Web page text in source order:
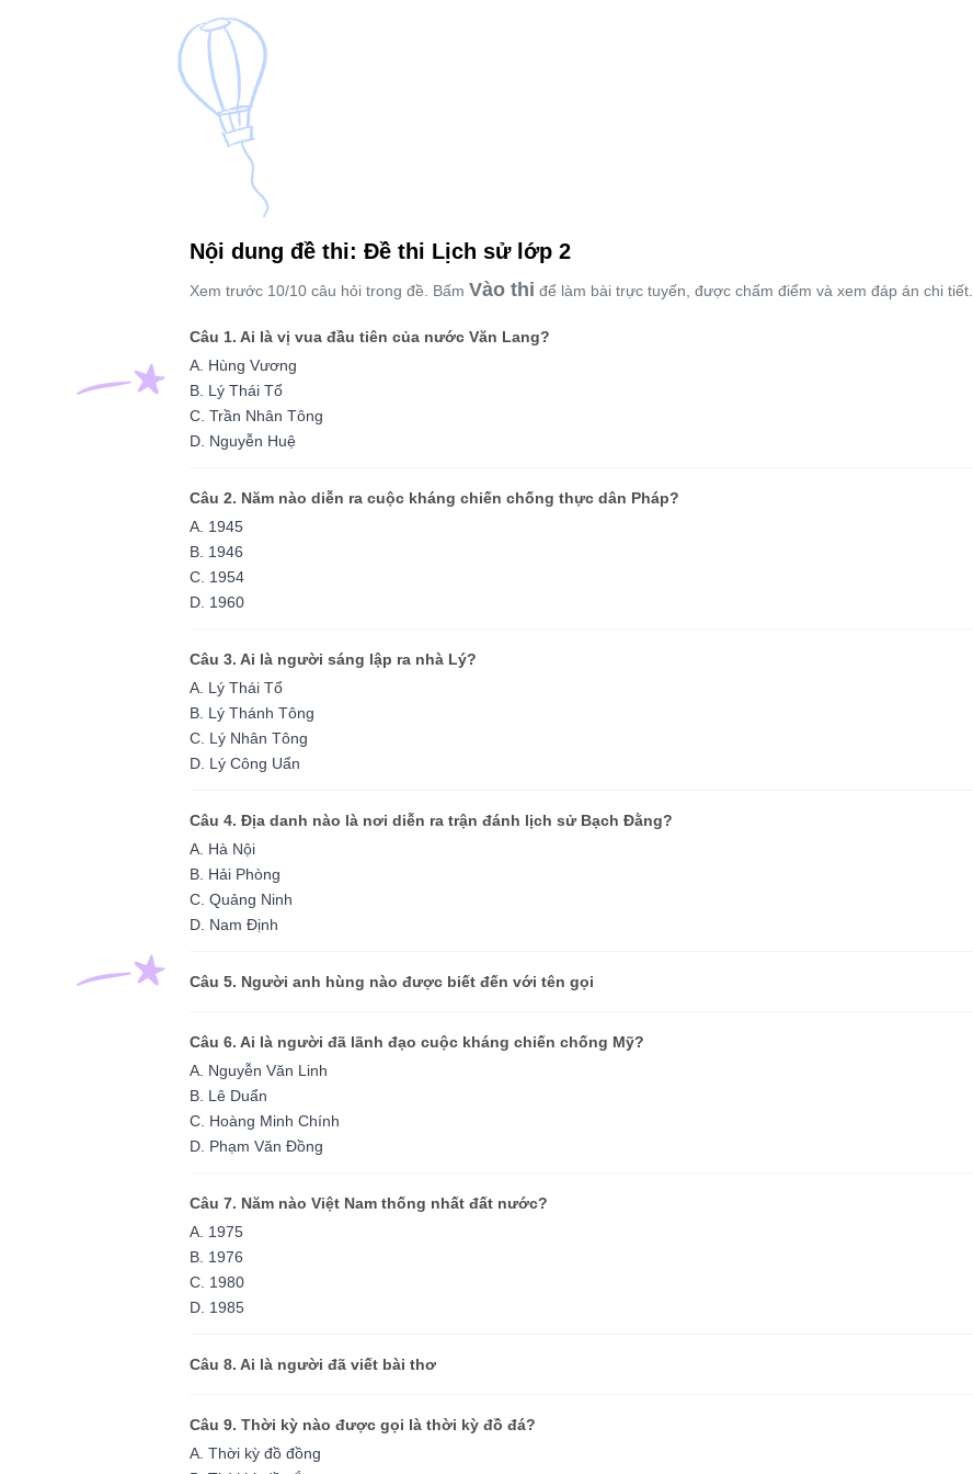
Nội dung đề thi: Đề thi Lịch sử lớp 2
Xem trước 10/10 câu hỏi trong đề. Bấm Vào thi để làm bài trực tuyến, được chấm điểm và xem đáp án chi tiết.
Câu 1. Ai là vị vua đầu tiên của nước Văn Lang?
A. Hùng Vương
B. Lý Thái Tổ
C. Trần Nhân Tông
D. Nguyễn Huệ
Câu 2. Năm nào diễn ra cuộc kháng chiến chống thực dân Pháp?
A. 1945
B. 1946
C. 1954
D. 1960
Câu 3. Ai là người sáng lập ra nhà Lý?
A. Lý Thái Tổ
B. Lý Thánh Tông
C. Lý Nhân Tông
D. Lý Công Uẩn
Câu 4. Địa danh nào là nơi diễn ra trận đánh lịch sử Bạch Đằng?
A. Hà Nội
B. Hải Phòng
C. Quảng Ninh
D. Nam Định
Câu 5. Người anh hùng nào được biết đến với tên gọi
Câu 6. Ai là người đã lãnh đạo cuộc kháng chiến chống Mỹ?
A. Nguyễn Văn Linh
B. Lê Duẩn
C. Hoàng Minh Chính
D. Phạm Văn Đồng
Câu 7. Năm nào Việt Nam thống nhất đất nước?
A. 1975
B. 1976
C. 1980
D. 1985
Câu 8. Ai là người đã viết bài thơ
Câu 9. Thời kỳ nào được gọi là thời kỳ đồ đá?
A. Thời kỳ đồ đồng